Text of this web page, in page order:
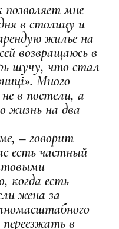
позволяет мне
в столицу и
жилье на
возвращаюсь в
шучу, что стал
Много
в постели, а
жизнь на два
– говорит
есть частный
когда есть
жена за
в